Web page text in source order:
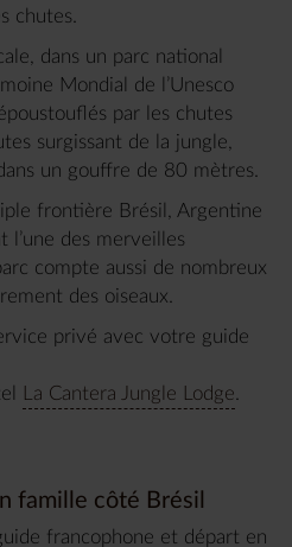
chutes.
dans un parc national
Mondial de l’Unesco
par les chutes
surgissant de la jungle,
un gouffre de 80 mètres.
frontière Brésil, Argentine
l’une des merveilles
compte aussi de nombreux
des oiseaux.
privé avec votre guide
La Cantera Jungle Lodge
famille côté Brésil
francophone et départ en